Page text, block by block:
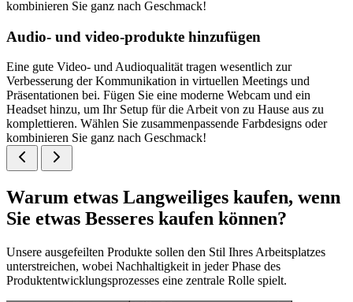
kombinieren Sie ganz nach Geschmack!
Audio- und video-produkte hinzufügen
Eine gute Video- und Audioqualität tragen wesentlich zur
Verbesserung der Kommunikation in virtuellen Meetings und
Präsentationen bei. Fügen Sie eine moderne Webcam und ein
Headset hinzu, um Ihr Setup für die Arbeit von zu Hause aus zu
komplettieren. Wählen Sie zusammenpassende Farbdesigns oder
kombinieren Sie ganz nach Geschmack!
Warum etwas Langweiliges kaufen, wenn
Sie etwas Besseres kaufen können?
Unsere ausgefeilten Produkte sollen den Stil Ihres Arbeitsplatzes
unterstreichen, wobei Nachhaltigkeit in jeder Phase des
Produktentwicklungsprozesses eine zentrale Rolle spielt.